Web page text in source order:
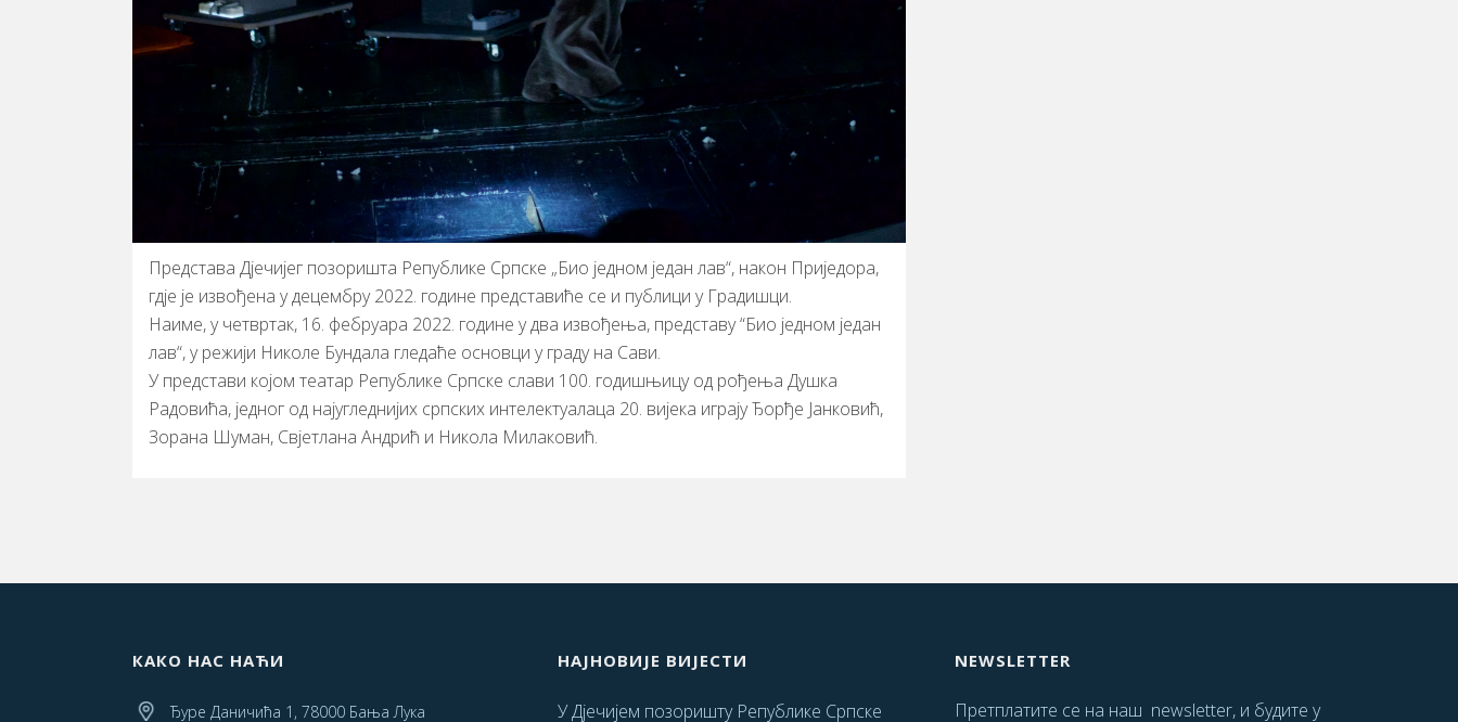
Представа Дјечијег позоришта Републике Српске „Био једном један лав“, након Приједора,
гдје је извођена у децембру 2022. године представиће се и публици у Градишци.
Наиме, у четвртак, 16. фебруара 2022. године у два извођења, представу “Био једном један
лав“, у режији Николе Бундала гледаће основци у граду на Сави.
У представи којом театар Републике Српске слави 100. годишњицу од рођења Душка
Радовића, једног од најугледнијих српских интелектуалаца 20. вијека играју Ђорђе Јанковић,
Зорана Шуман, Свјетлана Андрић и Никола Милаковић.
КАКО НАС НАЋИ
Ђуре Даничића 1, 78000 Бања Лука
НАЈНОВИЈЕ ВИЈЕСТИ
У Дјечијем позоришту Републике Српске
NEWSLETTER
Претплатите се на наш newsletter, и будите у